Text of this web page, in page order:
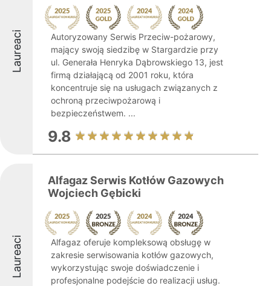
Laureaci
Autoryzowany Serwis Przeciw-pożarowy,
mający swoją siedzibę w Stargardzie przy
ul. Generała Henryka Dąbrowskiego 13, jest
firmą działającą od 2001 roku, która
koncentruje się na usługach związanych z
ochroną przeciwpożarową i
bezpieczeństwem. ...
9.8
Laureaci
Alfagaz Serwis Kotłów Gazowych
Wojciech Gębicki
Alfagaz oferuje kompleksową obsługę w
zakresie serwisowania kotłów gazowych,
wykorzystując swoje doświadczenie i
profesjonalne podejście do realizacji usług.